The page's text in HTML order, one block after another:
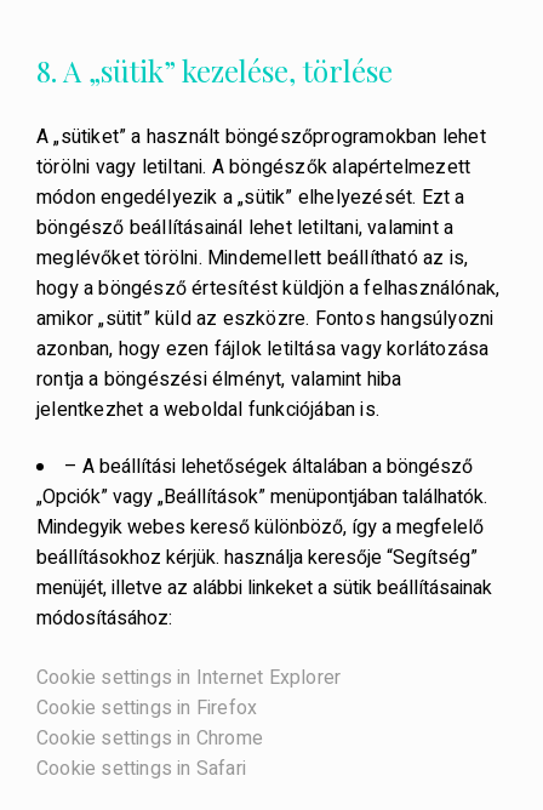
8. A „sütik” kezelése, törlése
A „sütiket” a használt böngészőprogramokban lehet
törölni vagy letiltani. A böngészők alapértelmezett
módon engedélyezik a „sütik” elhelyezését. Ezt a
böngésző beállításainál lehet letiltani, valamint a
meglévőket törölni. Mindemellett beállítható az is,
hogy a böngésző értesítést küldjön a felhasználónak,
amikor „sütit” küld az eszközre. Fontos hangsúlyozni
azonban, hogy ezen fájlok letiltása vagy korlátozása
rontja a böngészési élményt, valamint hiba
jelentkezhet a weboldal funkciójában is.
– A beállítási lehetőségek általában a böngésző
„Opciók” vagy „Beállítások” menüpontjában találhatók.
Mindegyik webes kereső különböző, így a megfelelő
beállításokhoz kérjük. használja keresője “Segítség”
menüjét, illetve az alábbi linkeket a sütik beállításainak
módosításához:
Cookie settings in Internet Explorer
Cookie settings in Firefox
Cookie settings in Chrome
Cookie settings in Safari